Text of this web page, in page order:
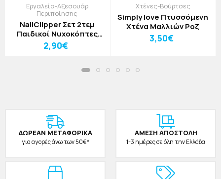
Εργαλεία-Αξεσουάρ
Περιποίησης
NailClipper Σετ 2τεμ
Παιδικοί Νυχοκόπτες
Κουνελάκι
2,90€
Χτένες-Βούρτσες
Simply love Πτυσσόμενη
Χτένα Μαλλιών Ροζ
3,50€
ΔΩΡΕAΝ ΜΕΤΑΦΟΡΙΚΑ
για αγορές άνω των 50€*
ΑΜΕΣΗ ΑΠΟΣΤΟΛΗ
1-3 ημέρες σε όλη την Ελλάδα